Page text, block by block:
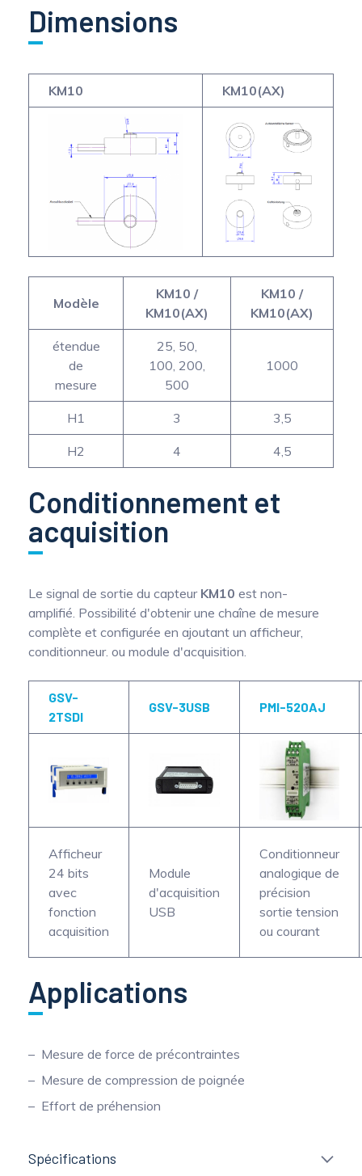
Dimensions
KM10 KM10(AX)
Modèle
KM10 /
KM10(AX)
KM10 /
KM10(AX)
étendue
de
mesure
25, 50,
100, 200,
500
1000
H1 3 3,5
H2 4 4,5
Conditionnement et
acquisition
Le signal de sortie du capteur KM10 est non-
amplifié. Possibilité d'obtenir une chaîne de mesure
complète et configurée en ajoutant un afficheur,
conditionneur. ou module d'acquisition.
GSV-
2TSDI
GSV-3USB PMI-520AJ
Afficheur
24 bits
avec
fonction
acquisition
Module
d'acquisition
USB
Conditionneur
analogique de
précision
sortie tension
ou courant
Applications
Mesure de force de précontraintes
Mesure de compression de poignée
Effort de préhension
Spécifications